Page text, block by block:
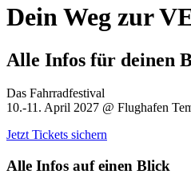
Dein Weg zur
Alle Infos für deinen
Das Fahrradfestival
10.-11. April 2027 @ Flughafen
Jetzt Tickets sichern
Alle Infos auf einen Blick